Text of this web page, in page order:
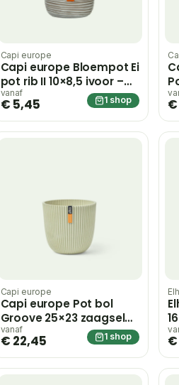
Capi europe
Capi europe Bloempot Ei
pot rib II 10×8,5 ivoor –
wit
vanaf
€ 5,45 1 shop €
Capi europe
Capi europe Pot bol
Groove 25×23 zaagsel
beige bloempot – wit
vanaf
€ 22,45 1 shop €